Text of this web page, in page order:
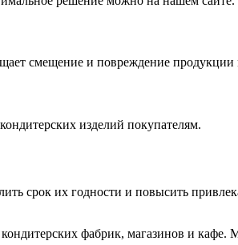
смещение и повреждение продукции
изделий покупателям.
срок их годности и повысить
фабрик, магазинов и